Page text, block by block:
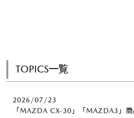
TOPICS一覧
2026/07/23
「MAZDA CX-30」「MAZDA3」商